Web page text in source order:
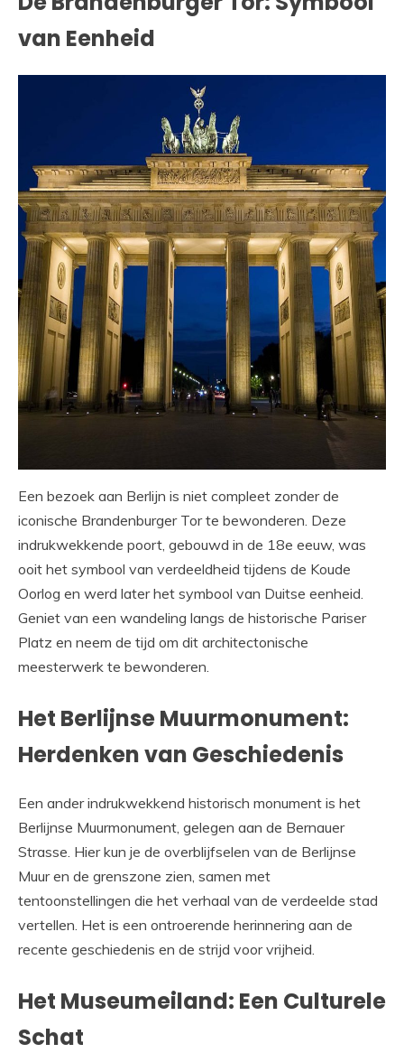
van Eenheid
Een bezoek aan Berlijn is niet compleet zonder de
iconische Brandenburger Tor te bewonderen. Deze
indrukwekkende poort, gebouwd in de 18e eeuw, was
ooit het symbool van verdeeldheid tijdens de Koude
Oorlog en werd later het symbool van Duitse eenheid.
Geniet van een wandeling langs de historische Pariser
Platz en neem de tijd om dit architectonische
meesterwerk te bewonderen.
Het Berlijnse Muurmonument:
Herdenken van Geschiedenis
Een ander indrukwekkend historisch monument is het
Berlijnse Muurmonument, gelegen aan de Bernauer
Strasse. Hier kun je de overblijfselen van de Berlijnse
Muur en de grenszone zien, samen met
tentoonstellingen die het verhaal van de verdeelde stad
vertellen. Het is een ontroerende herinnering aan de
recente geschiedenis en de strijd voor vrijheid.
Het Museumeiland: Een Culturele
Schat